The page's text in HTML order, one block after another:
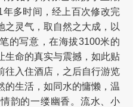
多时间，经上百次修改完
之灵气，取自然之大成，以
的写意，在海拔3100米的
生命的真实与震撼，如此贴
往入住酒店，之后自行游览
的生活，如同水的慵懒，温
韵的一缕幽香。流水、小